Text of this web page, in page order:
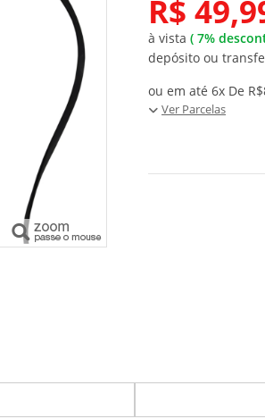
R$
à vista ( 7%
depósito ou
ou em até 6x De
Ver Parcelas